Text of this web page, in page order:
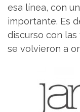
esa línea, con
importante. Es
discurso con las
se volvieron a